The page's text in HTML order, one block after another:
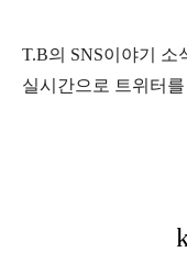
T.B의 SNS이야기 소
실시간으로 트위터